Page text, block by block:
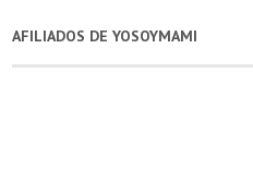
AFILIADOS DE YOSOYMAMI